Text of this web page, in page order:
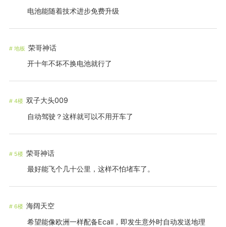
电池能随着技术进步免费升级
# 地板 荣哥神话
开十年不坏不换电池就行了
# 4楼 双子大头009
自动驾驶？这样就可以不用开车了
# 5楼 荣哥神话
最好能飞个几十公里，这样不怕堵车了。
# 6楼 海阔天空
希望能像欧洲一样配备Ecall，即发生意外时自动发送地理